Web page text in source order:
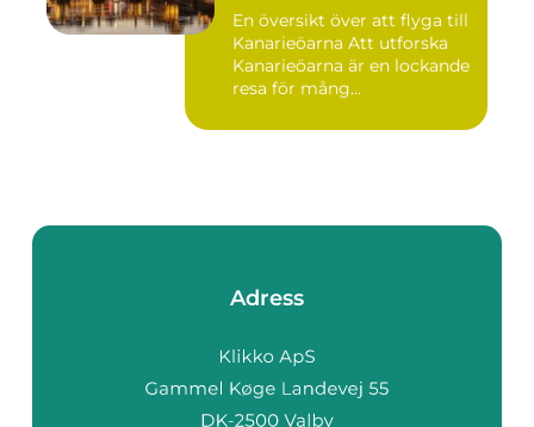
En översikt över att flyga till
Kanarieöarna Att utforska
Kanarieöarna är en lockande
resa för mång...
Adress